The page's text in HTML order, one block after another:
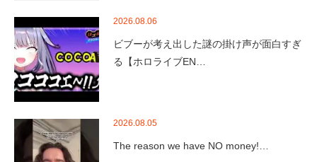
2026.08.06
ビブーが考え出した謎の掛け声が面白すぎ
る【ホロライブEN…
2026.08.05
The reason we have NO money!…